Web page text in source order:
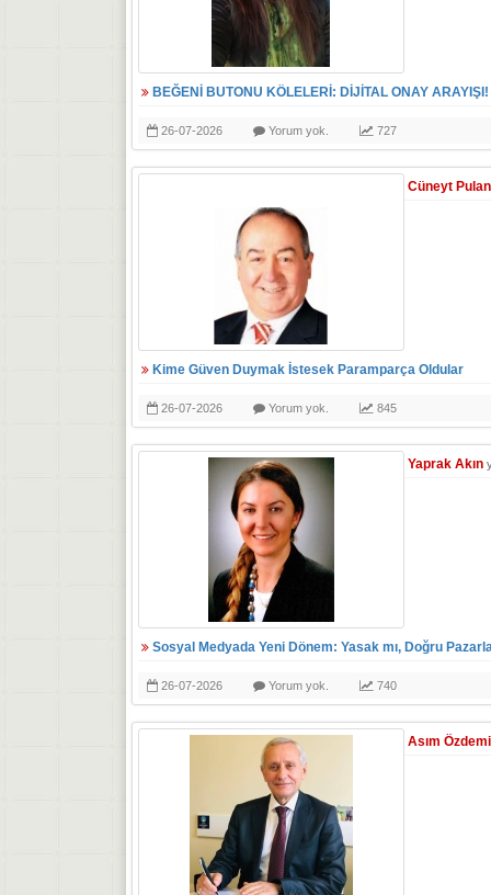
BEĞENİ BUTONU KÖLELERİ: DİJİTAL ONAY ARAYIŞI!
26-07-2026 Yorum yok. 727
Cüneyt
Kime Güven Duymak İstesek Paramparça Oldular
26-07-2026 Yorum yok. 845
Yaprak Akın
Sosyal Medyada Yeni Dönem: Yasak mı, Doğru
26-07-2026 Yorum yok. 740
Asım